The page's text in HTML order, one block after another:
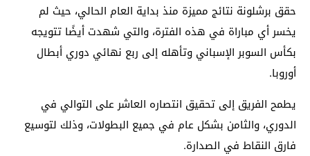
حقق برشلونة نتائج مميزة منذ بداية العام الحالي، حيث لم
يخسر أي مباراة في هذه الفترة، والتي شهدت أيضًا تتويجه
بكأس السوبر الإسباني وتأهله إلى ربع نهائي دوري أبطال
أوروبا.
يطمح الفريق إلى تحقيق انتصاره العاشر على التوالي في
الدوري، والثامن بشكل عام في جميع البطولات، وذلك لتوسيع
فارق النقاط في الصدارة.